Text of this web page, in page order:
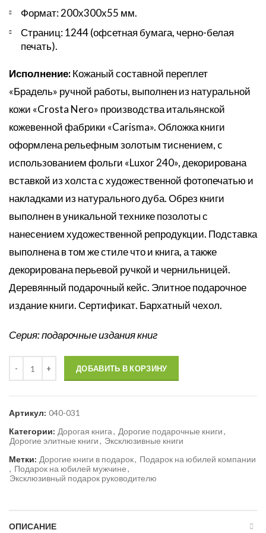
Формат: 200х300х55 мм.
Страниц: 1244 (офсетная бумага, черно-белая
печать).
Исполнение:Кожаный составной переплет
«Брадель» ручной работы, выполнен из натуральной
кожи «Crosta Nero» производства итальянской
кожевенной фабрики «Carisma». Обложка книги
оформлена рельефным золотым тиснением, c
использованием фольги «Luxor 240», декорирована
вставкой из холста с художественной фотопечатью и
накладками из натурального дуба. Обрез книги
выполнен в уникальной технике позолоты с
нанесением художественной репродукции. Подставка
выполнена в том же стиле что и книга, а также
декорирована перьевой ручкой и чернильницей.
Деревянный подарочный кейс. Элитное подарочное
издание книги. Сертификат. Бархатный чехол.
Серия: подарочные издания книг
ДОБАВИТЬ В КОРЗИНУ
Артикул: 040-031
Категории: Дорогая книга, Дорогие подарочные книги,
Дорогие элитные книги, Эксклюзивные книги
Метки: Дорогие книги в подарок, Подарок на юбилей компании
, Подарок на юбилей мужчине,
Эксклюзивный подарок руководителю
ОПИСАНИЕ